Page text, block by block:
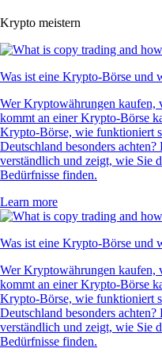
Krypto meistern
Was ist eine Krypto-Börse und
Wer Kryptowährungen kaufen,
kommt an einer Krypto-Börse
Krypto-Börse, wie funktioniert
Deutschland besonders
verständlich und zeigt, wie Sie
Bedürfnisse finden.
Learn more
Was ist eine Krypto-Börse und
Wer Kryptowährungen kaufen,
kommt an einer Krypto-Börse
Krypto-Börse, wie funktioniert
Deutschland besonders
verständlich und zeigt, wie Sie
Bedürfnisse finden.